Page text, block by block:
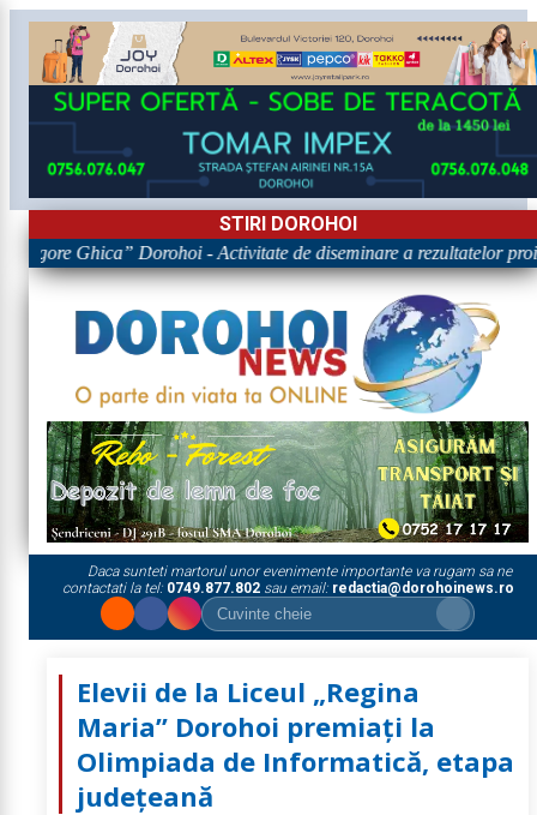
STIRI DOROHOI
Ghica” Dorohoi - Activitate de diseminare a rezultatelor
Daca sunteti martorul unor evenimente importante va rugam sa ne
contactati la tel: 0749.877.802sau email: redactia@dorohoinews.ro
Elevii de la Liceul „Regina
Maria” Dorohoi premiați la
Olimpiada de Informatică, etapa
județeană